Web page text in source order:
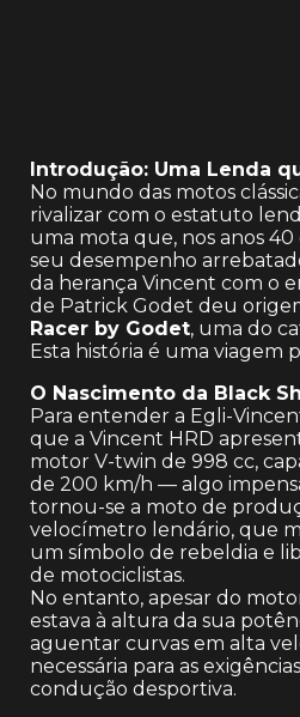
Introdução: Uma Lenda
No mundo das motos
rivalizar com o estatuto
uma mota que, nos anos
seu desempenho
da herança Vincent com o
de Patrick Godet deu
Racer by Godet, uma do
Esta história é uma viagem
O Nascimento da Black
Para entender a Egli-
que a Vincent HRD
motor V-twin de 998 cc,
de 200 km/h — algo
tornou-se a moto de
velocímetro lendário, que
um símbolo de rebeldia e
de motociclistas.
No entanto, apesar do
estava à altura da sua
aguentar curvas em alta
necessária para as
condução desportiva.